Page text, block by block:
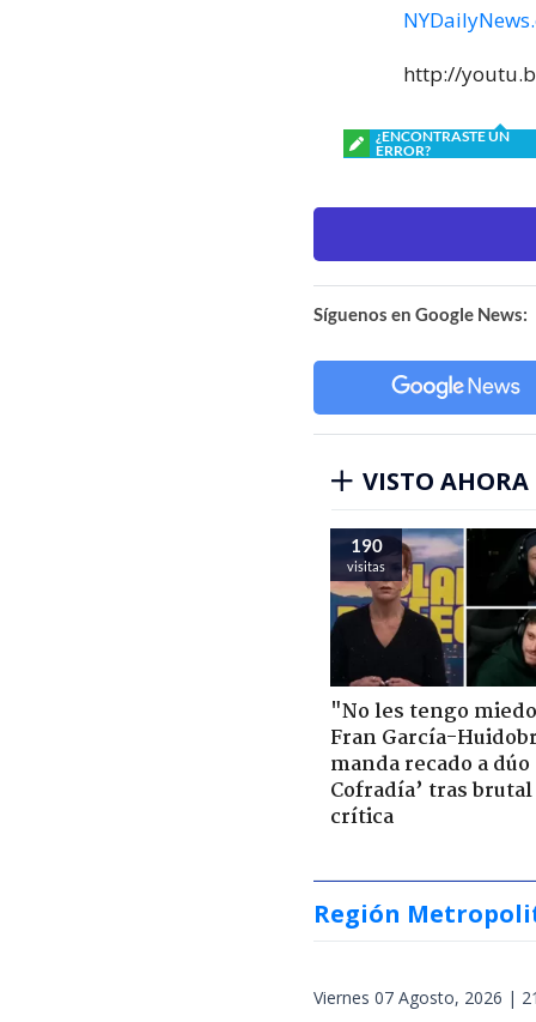
http://
¿ENCONTRASTE UN
ERROR?
Síguenos en Google News:
VISTO AHORA
190
visitas
"No les tengo
Fran García-
manda recado a dúo
Cofradía’ tras brutal
crítica
Región
Viernes 07 Agosto, 2026 |